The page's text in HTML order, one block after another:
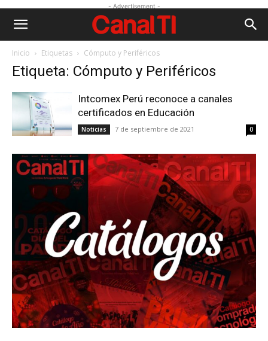
- Advertisement -
Inicio Etiquetas Cómputo y Periféricos
Etiqueta: Cómputo y Periféricos
Intcomex Perú reconoce a canales
certificados en Educación
Noticias 7 de septiembre de 2021 0